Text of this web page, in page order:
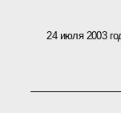
24 июля 2003